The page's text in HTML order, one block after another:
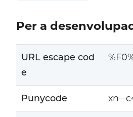
Per a
URL escape cod
e
Punycode xn--